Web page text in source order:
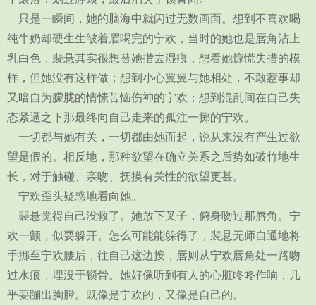
只是一瞬间，她的脑海中就闪过无数画面。想到不喜欢喝
纯牛奶却硬生生皱着眉喝完的宁欢，当时的她也是唇角沾上
乳白色，裴悬其实很想替她揩去湿痕，想看她惊慌失措的模
样，但她没有这样做；想到小心翼翼与她相处，不敢惹事却
又暗自为朦胧的情愫苦恼伤神的宁欢；想到混乱间在自己失
态紧逼之下那最终向自己走来的孤注一掷的宁欢。
一切都与她有关，一切都由她而起，说从来没有产生过欲
望是假的。相反地，那种欲望在确立关系之后势如破竹地生
长，对于触碰、亲吻、抚摸有关性的欲望更甚。
宁欢歪头疑惑地看向她。
裴悬觉得自己没救了。她放下叉子，俯身吻过那唇角。宁
欢一颤，似要躲开。怎么可能能躲得了，裴悬无师自通地将
手挪至宁欢腰后，往自己这边按，唇则从宁欢唇角处一路吻
过水痕，埋没于锁骨。她好像听到有人的心脏咚咚作响，几
乎要蹦出胸膛。既像是宁欢的，又像是自己的。